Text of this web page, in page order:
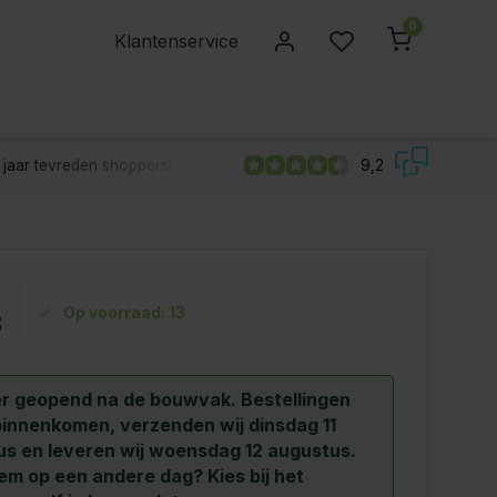
Klantenservice
0
tevreden shoppers! 9,2
Op voorraad: 13
geopend na de bouwvak. Bestellingen
verzenden wij dinsdag 11
en leveren wij woensdag 12 augustus.
op een andere dag? Kies bij het